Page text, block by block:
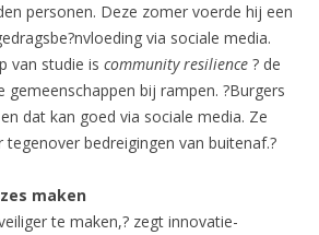
personen. Deze zomer voerde hij een
via sociale media.
van studie is community resilience ? de
gemeenschappen bij rampen. ?Burgers
dat kan goed via sociale media. Ze
bedreigingen van buitenaf.?
maken
te maken,? zegt innovatie-